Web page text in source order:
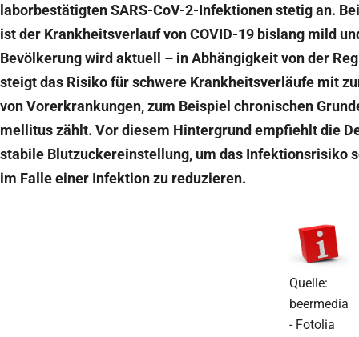
laborbestätigten SARS-CoV-2-Infektionen stetig an.
ist der Krankheitsverlauf von COVID-19 bislang mild
Bevölkerung wird aktuell – in Abhängigkeit von der
steigt das Risiko für schwere Krankheitsverläufe mit
von Vorerkrankungen, zum Beispiel chronischen
mellitus zählt. Vor diesem Hintergrund empfiehlt die
stabile Blutzuckereinstellung, um das Infektionsrisiko
im Falle einer Infektion zu reduzieren.
Quelle:
beermedia
- Fotolia